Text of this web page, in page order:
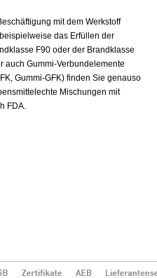
mit dem Werkstoff
das Erfüllen der
F90 oder der Brandklasse
auch Gummi-Verbundelemente
Gummi-GFK) finden Sie genauso
Mischungen mit
FDA.